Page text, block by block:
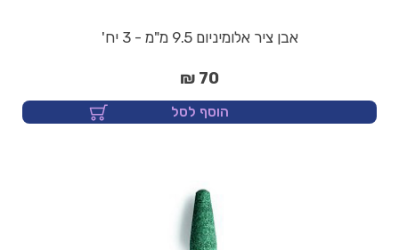
אבן ציר אלומיניום 9.5 מ"מ - 3 יח'
70 ₪
הוסף לסל